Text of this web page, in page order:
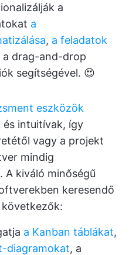
a
a
, a feladatok
a drag-and-drop
segítségével. 😍
eszközök
és intuitívak, így
vagy a projekt
mindig
A kiváló minőségű
keresendő
a Kanban táblákat,
diagramokat, a